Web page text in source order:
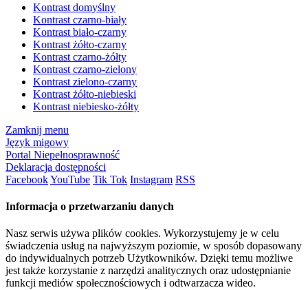
Kontrast domyślny
Kontrast czarno-biały
Kontrast biało-czarny
Kontrast żółto-czarny
Kontrast czarno-żółty
Kontrast czarno-zielony
Kontrast zielono-czarny
Kontrast żółto-niebieski
Kontrast niebiesko-żółty
Zamknij menu
Język migowy
Portal Niepełnosprawność
Deklaracja dostępności
FacebookYouTube Tik Tok Instagram RSS
Informacja o przetwarzaniu danych
Nasz serwis używa plików cookies. Wykorzystujemy je w celu
świadczenia usług na najwyższym poziomie, w sposób dopasowany
do indywidualnych potrzeb Użytkowników. Dzięki temu możliwe
jest także korzystanie z narzędzi analitycznych oraz udostępnianie
funkcji mediów społecznościowych i odtwarzacza wideo.